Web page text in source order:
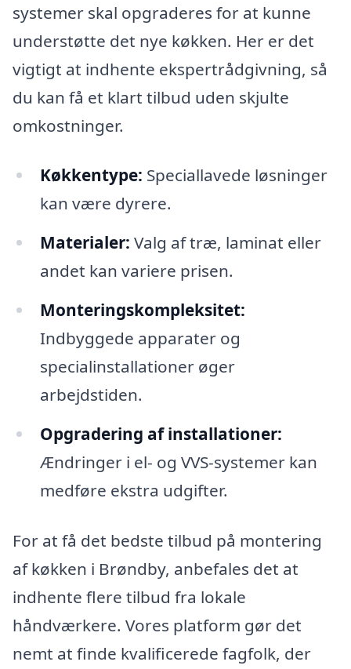
systemer skal opgraderes for at kunne
understøtte det nye køkken. Her er det
vigtigt at indhente ekspertrådgivning, så
du kan få et klart tilbud uden skjulte
omkostninger.
Køkkentype: Speciallavede løsninger
kan være dyrere.
Materialer: Valg af træ, laminat eller
andet kan variere prisen.
Monteringskompleksitet:
Indbyggede apparater og
specialinstallationer øger
arbejdstiden.
Opgradering af installationer:
Ændringer i el- og VVS-systemer kan
medføre ekstra udgifter.
For at få det bedste tilbud på montering
af køkken i Brøndby, anbefales det at
indhente flere tilbud fra lokale
håndværkere. Vores platform gør det
nemt at finde kvalificerede fagfolk, der